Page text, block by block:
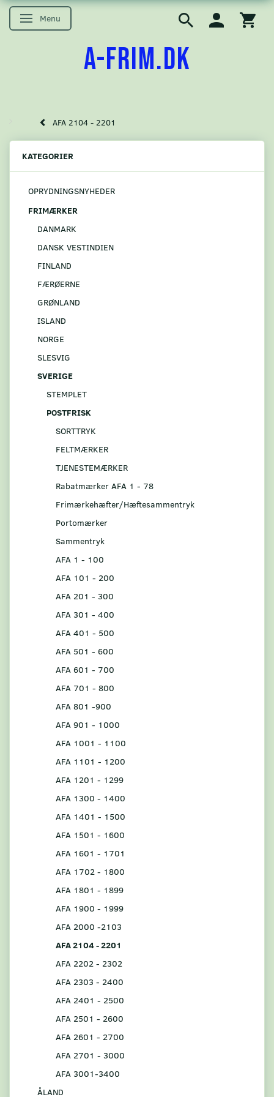
Skifte navigation
Menu
A-FRIM.DK
AFA 2104 - 2201
KATEGORIER
OPRYDNINGSNYHEDER
FRIMÆRKER
DANMARK
DANSK VESTINDIEN
FINLAND
FÆRØERNE
GRØNLAND
ISLAND
NORGE
SLESVIG
SVERIGE
STEMPLET
POSTFRISK
SORTTRYK
FELTMÆRKER
TJENESTEMÆRKER
Rabatmærker AFA 1 - 78
Frimærkehæfter/Hæftesammentryk
Portomærker
Sammentryk
AFA 1 - 100
AFA 101 - 200
AFA 201 - 300
AFA 301 - 400
AFA 401 - 500
AFA 501 - 600
AFA 601 - 700
AFA 701 - 800
AFA 801 -900
AFA 901 - 1000
AFA 1001 - 1100
AFA 1101 - 1200
AFA 1201 - 1299
AFA 1300 - 1400
AFA 1401 - 1500
AFA 1501 - 1600
AFA 1601 - 1701
AFA 1702 - 1800
AFA 1801 - 1899
AFA 1900 - 1999
AFA 2000 -2103
AFA 2104 - 2201
AFA 2202 - 2302
AFA 2303 - 2400
AFA 2401 - 2500
AFA 2501 - 2600
AFA 2601 - 2700
AFA 2701 - 3000
AFA 3001-3400
ÅLAND